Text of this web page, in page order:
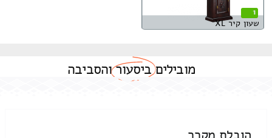
1
שעון קיר XL
מוביליםביסעורוהסביבה